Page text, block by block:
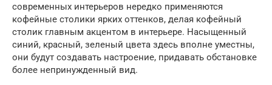
современных интерьеров нередко применяются
кофейные столики ярких оттенков, делая кофейный
столик главным акцентом в интерьере. Насыщенный
синий, красный, зеленый цвета здесь вполне уместны,
они будут создавать настроение, придавать обстановке
более непринужденный вид.